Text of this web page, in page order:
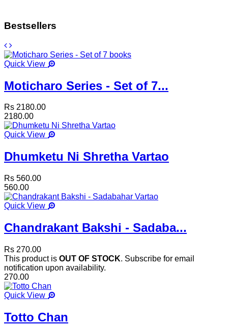
Bestsellers
Quick View
Moticharo Series - Set of 7...
Rs 2180.00
2180.00
Quick View
Dhumketu Ni Shretha Vartao
Rs 560.00
560.00
Quick View
Chandrakant Bakshi - Sadaba...
Rs 270.00
This product is OUT OF STOCK. Subscribe for email
notification upon availability.
270.00
Quick View
Totto Chan